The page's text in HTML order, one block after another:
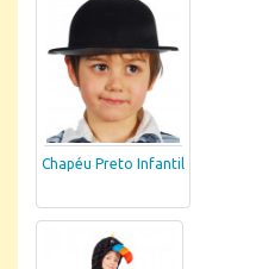
Chapéu Preto Infantil